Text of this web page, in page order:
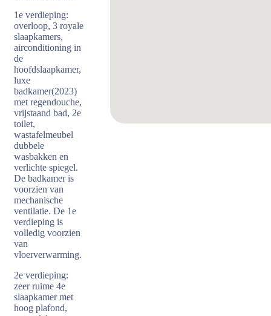
1e verdieping:
overloop, 3 royale
slaapkamers,
airconditioning in
de
hoofdslaapkamer,
luxe
badkamer(2023)
met regendouche,
vrijstaand bad, 2e
toilet,
wastafelmeubel
dubbele
wasbakken en
verlichte spiegel.
De badkamer is
voorzien van
mechanische
ventilatie. De 1e
verdieping is
volledig voorzien
van
vloerverwarming.
2e verdieping:
zeer ruime 4e
slaapkamer met
hoog plafond,